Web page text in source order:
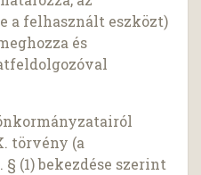
a felhasznált eszközt)
és
törvény (a
(1) bekezdése szerint